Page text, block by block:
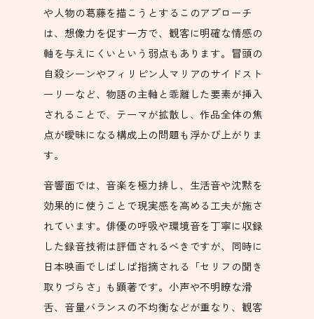
や人物の葛藤を描こうとするこのアプローチ
は、想像力を促す一方で、観客に明確な情感の
軸を与えにくいという弱点もあります。冒頭の
自殺シーンやフィリピン人マリアのサイドスト
ーリーなど、物語の主軸と乖離した要素が挿入
されることで、テーマが拡散し、作品全体の焦
点が曖昧になる構成上の問題も浮かび上がりま
す。
音響面では、音楽を極力排し、生活音や沈黙を
効果的に使うことで現実感を高める工夫が施さ
れています。俳優の呼吸や環境音を丁寧に収録
した録音技術は評価されるべきですが、同時に
日本映画でしばしば指摘される「セリフの聞き
取りづらさ」も顕著です。小声や不明瞭な滑
舌、音量バランスの不均衡などが重なり、観客